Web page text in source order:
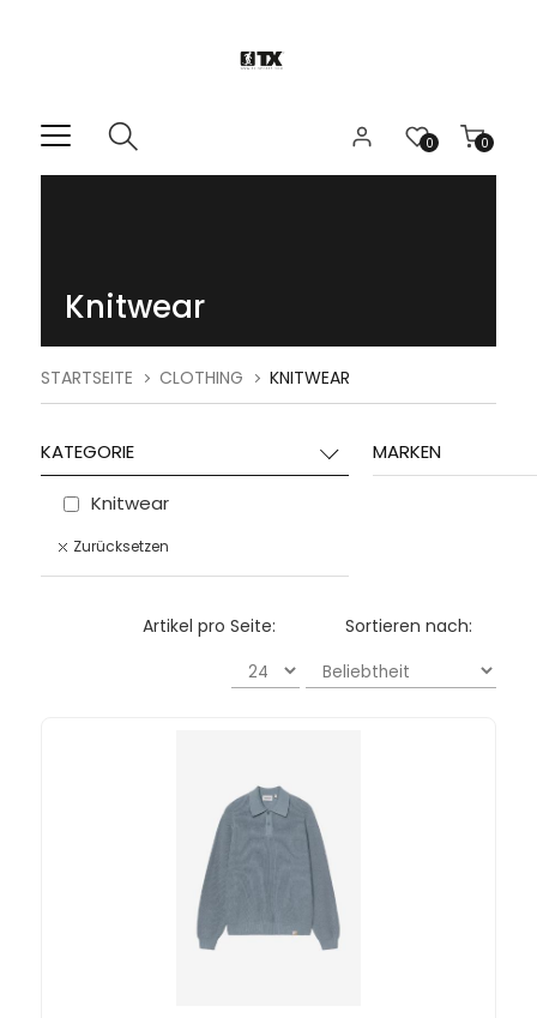
0
0
Knitwear
STARTSEITE CLOTHING KNITWEAR
KATEGORIE
Knitwear
Zurücksetzen
MARKEN
Sortieren nach:
Artikel pro Seite: